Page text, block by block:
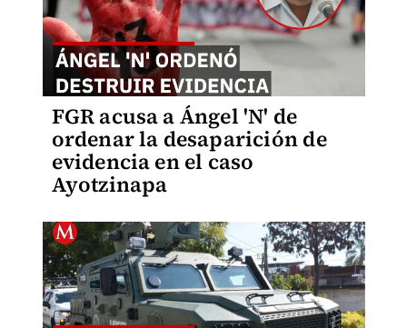
FGR acusa a Ángel 'N' de
ordenar la desaparición de
evidencia en el caso
Ayotzinapa